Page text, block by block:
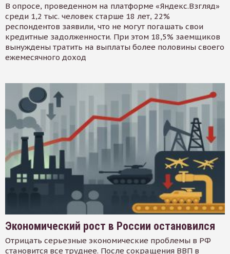
В опросе, проведенном на платформе «Яндекс.Взгляд»
среди 1,2 тыс. человек старше 18 лет, 22%
респондентов заявили, что не могут погашать свои
кредитные задолженности. При этом 18,5% заемщиков
вынуждены тратить на выплаты более половины своего
ежемесячного доход
Экономический рост в России остановился
Отрицать серьезные экономические проблемы в РФ
становится все труднее. После сокращения ВВП в